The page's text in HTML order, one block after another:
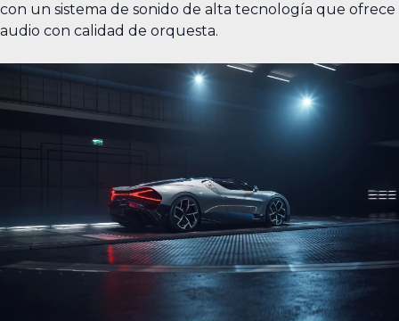
con un sistema de sonido de alta tecnología que ofrece
audio con calidad de orquesta.